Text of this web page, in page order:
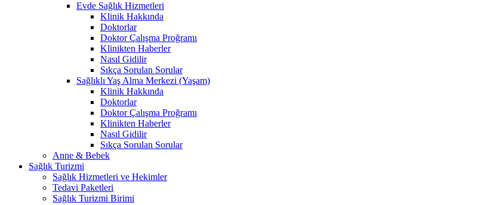
Evde Sağlık Hizmetleri
Klinik Hakkında
Doktorlar
Doktor Çalışma Proğramı
Klinikten Haberler
Nasıl Gidilir
Sıkça Sorulan Sorular
Sağlıklı Yaş Alma Merkezi (Yaşam)
Klinik Hakkında
Doktorlar
Doktor Çalışma Proğramı
Klinikten Haberler
Nasıl Gidilir
Sıkça Sorulan Sorular
Anne & Bebek
Sağlık Turizmi
Sağlık Hizmetleri ve Hekimler
Tedavi Paketleri
Sağlık Turizmi Birimi